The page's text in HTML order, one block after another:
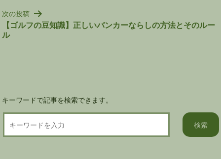
ゲ
ー
シ
ョ
次の投稿
【ゴルフの豆知識】正しいバンカーならしの方法とそのルー
ル
キーワードで記事を検索できます。